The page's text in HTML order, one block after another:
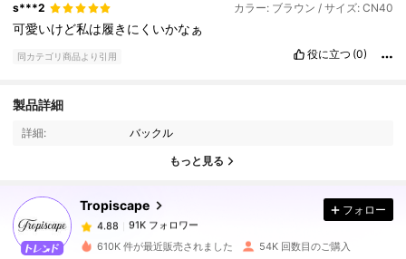
s***2 カラー: ブラウン / サイズ: CN40
可愛いけど私は履きにくいかなぁ
同カテゴリ商品より引用 役に立つ (0)
製品詳細
詳細: バックル
もっと見る
Tropiscape
91K フォロワー
4.88
91K フォロワー
y***s は17時間前に購入しました
フォロー
610K 件が最近販売されました 54K 回数目のご購入